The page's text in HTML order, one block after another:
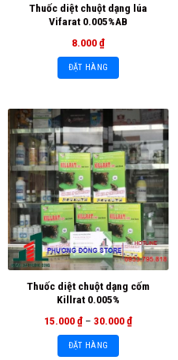
Thuốc diệt chuột dạng lúa
Vifarat 0.005%AB
8.000₫
ĐẶT HÀNG
Thuốc diệt chuột dạng cốm
Killrat 0.005%
15.000₫ – 30.000₫
ĐẶT HÀNG